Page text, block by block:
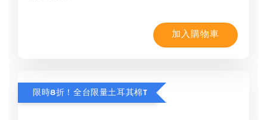
加入購物車
限時8折！全台限量土耳其棉T